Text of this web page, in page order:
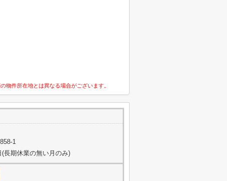
物件所在地とは異なる場合がございます。
1
長期休業の無い月のみ)